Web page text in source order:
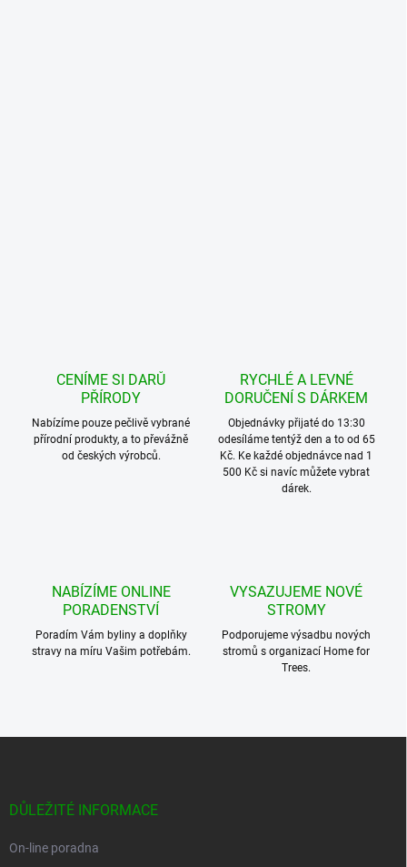
CENÍME SI DARŮ
PŘÍRODY
Nabízíme pouze pečlivě vybrané
přírodní produkty, a to převážně
od českých výrobců.
RYCHLÉ A LEVNÉ
DORUČENÍ S DÁRKEM
Objednávky přijaté do 13:30
odesíláme tentýž den a to od 65
Kč. Ke každé objednávce nad 1
500 Kč si navíc můžete vybrat
dárek.
NABÍZÍME ONLINE
PORADENSTVÍ
Poradím Vám byliny a doplňky
stravy na míru Vašim potřebám.
VYSAZUJEME NOVÉ
STROMY
Podporujeme výsadbu nových
stromů s organizací Home for
Trees.
DŮLEŽITÉ INFORMACE
On-line poradna